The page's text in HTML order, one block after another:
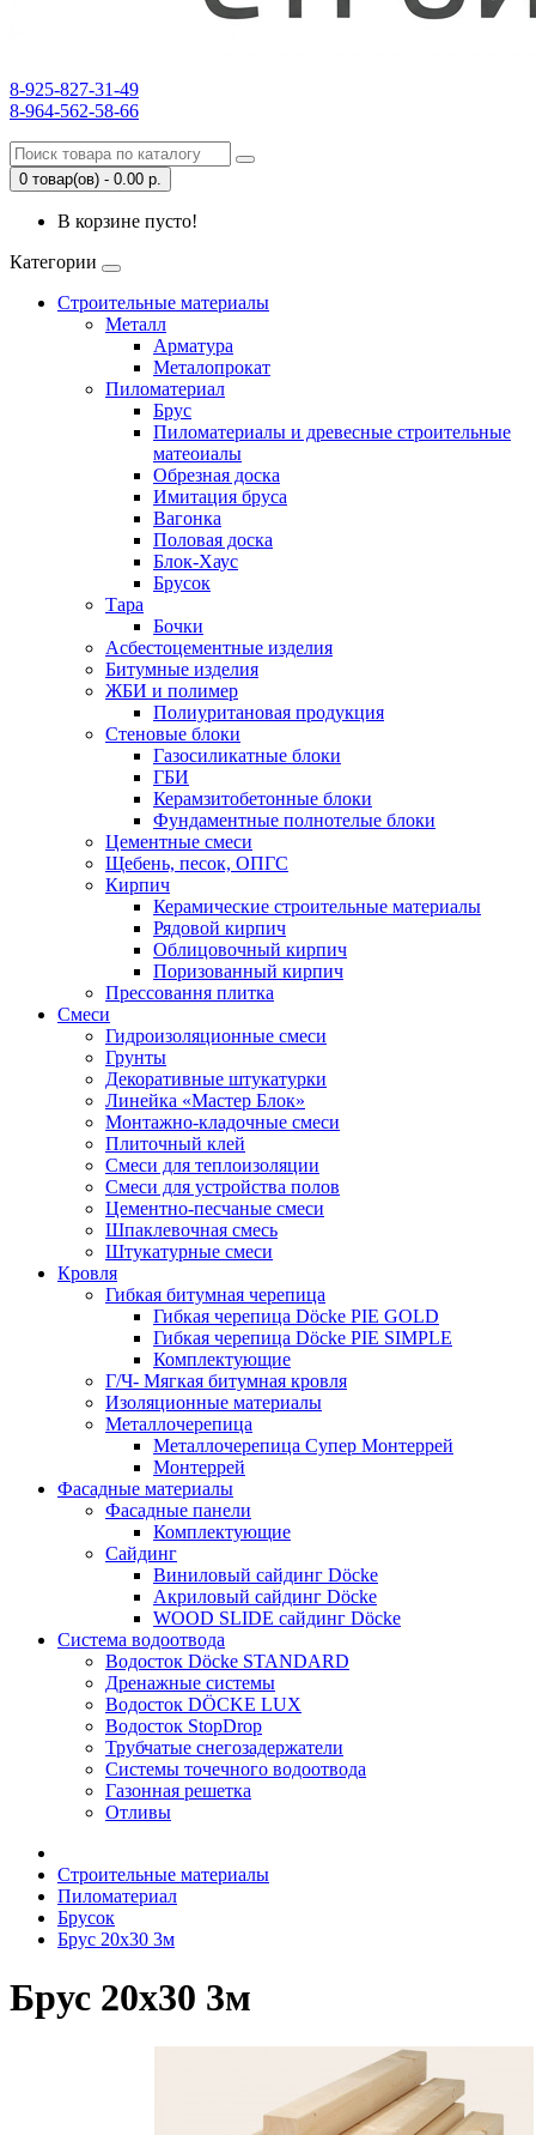
8-925-827-31-49
8-964-562-58-66
0 товар(ов) - 0.00 р.
В корзине пусто!
Категории
Строительные материалы
Металл
Арматура
Металопрокат
Пиломатериал
Брус
Пиломатериалы и древесные строительные
матеоиалы
Обрезная доска
Имитация бруса
Вагонка
Половая доска
Блок-Хаус
Брусок
Тара
Бочки
Асбестоцементные изделия
Битумные изделия
ЖБИ и полимер
Полиуритановая продукция
Стеновые блоки
Газосиликатные блоки
ГБИ
Керамзитобетонные блоки
Фундаментные полнотелые блоки
Цементные смеси
Щебень, песок, ОПГС
Кирпич
Керамические строительные материалы
Рядовой кирпич
Облицовочный кирпич
Поризованный кирпич
Прессовання плитка
Смеси
Гидроизоляционные смеси
Грунты
Декоративные штукатурки
Линейка «Мастер Блок»
Монтажно-кладочные смеси
Плиточный клей
Смеси для теплоизоляции
Смеси для устройства полов
Цементно-песчаные смеси
Шпаклевочная смесь
Штукатурные смеси
Кровля
Гибкая битумная черепица
Гибкая черепица Döcke PIE GOLD
Гибкая черепица Döcke PIE SIMPLE
Комплектующие
Г/Ч- Мягкая битумная кровля
Изоляционные материалы
Металлочерепица
Металлочерепица Супер Монтеррей
Монтеррей
Фасадные материалы
Фасадные панели
Комплектующие
Сайдинг
Виниловый сайдинг Döcke
Акриловый сайдинг Döcke
WOOD SLIDE сайдинг Döcke
Система водоотвода
Водосток Döcke STANDARD
Дренажные системы
Водосток DÖCKE LUX
Водосток StopDrop
Трубчатые снегозадержатели
Системы точечного водоотвода
Газонная решетка
Отливы
Строительные материалы
Пиломатериал
Брусок
Брус 20х30 3м
Брус 20х30 3м